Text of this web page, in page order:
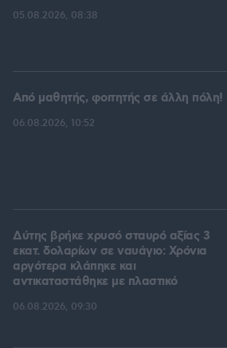
05.08.2026, 08:38
Από μαθητής, φοιτητής σε άλλη πόλη!
06.08.2026, 10:52
Δύτης βρήκε χρυσό σταυρό αξίας 3
εκατ. δολαρίων σε ναυάγιο: Χρόνια
αργότερα κλάπηκε και
αντικαταστάθηκε με πλαστικό
06.08.2026, 09:30